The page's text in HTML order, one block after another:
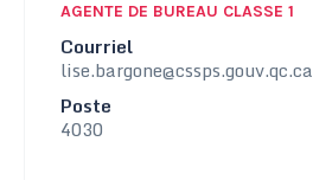
AGENTE DE BUREAU CLASSE 1
Courriel
lise.bargone@cssps.gouv.qc.ca
Poste
4030